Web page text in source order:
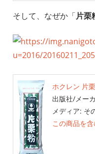
そして、なぜか「片栗
ホクレン 片
出版社/メー
メディア: そ
この商品を